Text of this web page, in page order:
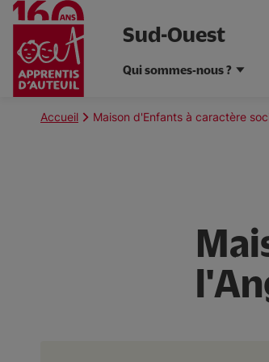
Sud-Ouest
Qui sommes-nous ?
Fil
Accueil Maison d'Enfants à caractère